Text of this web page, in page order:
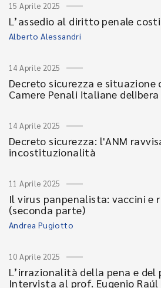
15 Aprile 2025
L’assedio al diritto penale
Alberto Alessandri
14 Aprile 2025
Decreto sicurezza e situazione
Camere Penali italiane
14 Aprile 2025
Decreto sicurezza: l'ANM
incostituzionalità
11 Aprile 2025
Il virus panpenalista: vaccini e
(seconda parte)
Andrea Pugiotto
10 Aprile 2025
L’irrazionalità della pena e
Intervista al prof. Eugenio